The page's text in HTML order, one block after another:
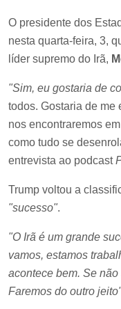
O presidente dos
nesta quarta-feira, 3,
líder supremo do Irã,
"Sim, eu gostaria de
todos. Gostaria de me
nos encontraremos
como tudo se
entrevista ao podcast
Trump voltou a
"sucesso".
"O Irã é um grande
vamos, estamos
acontece bem. Se
Faremos do outro